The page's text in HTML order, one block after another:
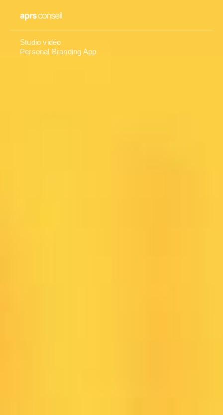
Personal Branding App
Studio vidéo